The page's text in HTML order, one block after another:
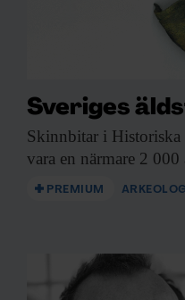
Sveriges
Skinnbitar i Historiska
vara en närmare 2
PREMIUM